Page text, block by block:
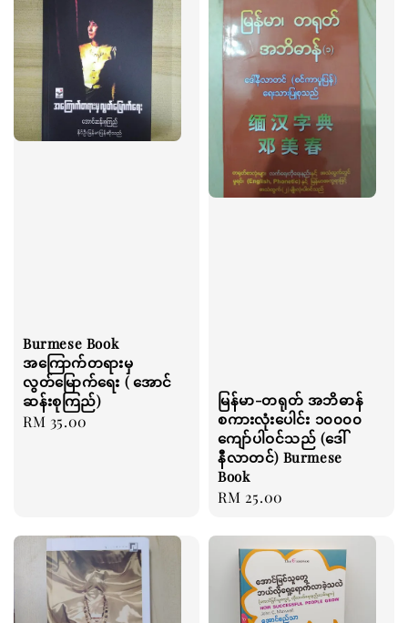
Burmese Book
အကြောက်တရားမှ
လွတ်မြောက်ရေး ( အောင်
ဆန်းစုကြည်)
Regular
RM 35.00
မြန်မာ-တရုတ် အဘိဓာန်
စကားလုံးပေါင်း ၁၀၀၀၀
ကျော်ပါဝင်သည် (ဒေါ်
နီလာတင်) Burmese
Book
Regular
RM 25.00